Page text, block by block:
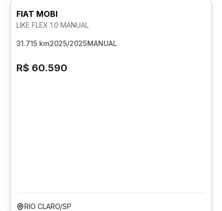
FIAT MOBI
LIKE FLEX 1.0 MANUAL
31.715 km2025/2025MANUAL
R$ 60.590
RIO CLARO/SP